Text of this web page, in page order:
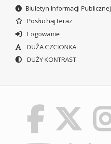
Biuletyn Informacji Publicznej
Posłuchaj teraz
Logowanie
DUŻA CZCIONKA
DUŻY KONTRAST